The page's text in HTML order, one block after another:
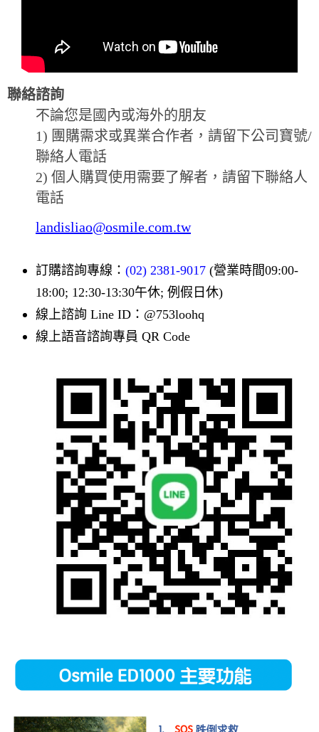
聯絡諮詢
不論您是國內或海外的朋友
1) 團購需求或異業合作者，請留下公司寶號/
聯絡人電話
2) 個人購買使用需要了解者，請留下聯絡人
電話
landisliao@osmile.com.tw
訂購諮詢專線： (02) 2381-9017 (營業時間09:00-
18:00; 12:30-13:30午休; 例假日休)
線上諮詢 Line ID：@753loohq
線上語音諮詢專員 QR Code